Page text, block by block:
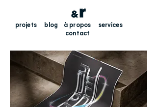
à propos
services
contact
projets blog